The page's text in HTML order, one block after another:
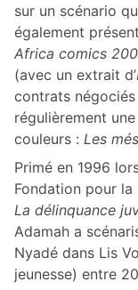
sur un scénario
également
Africa comics
(avec un extrait d’
contrats
régulièrement
couleurs : Les
Primé en 1996
Fondation pour la
La délinquance
Adamah a
Nyadé dans Lis
jeunesse) entre